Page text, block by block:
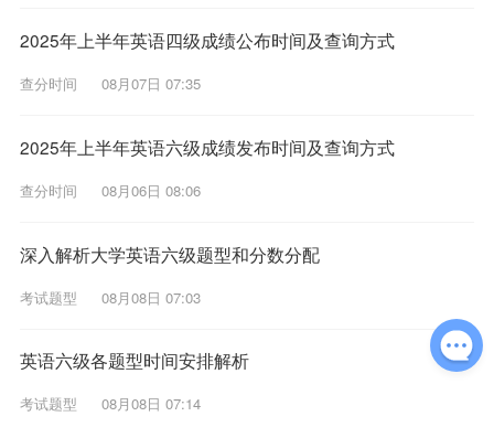
2025年上半年英语四级成绩公布时间及查询方式
查分时间 08月07日 07:35
2025年上半年英语六级成绩发布时间及查询方式
查分时间 08月06日 08:06
深入解析大学英语六级题型和分数分配
考试题型 08月08日 07:03
英语六级各题型时间安排解析
考试题型 08月08日 07:14